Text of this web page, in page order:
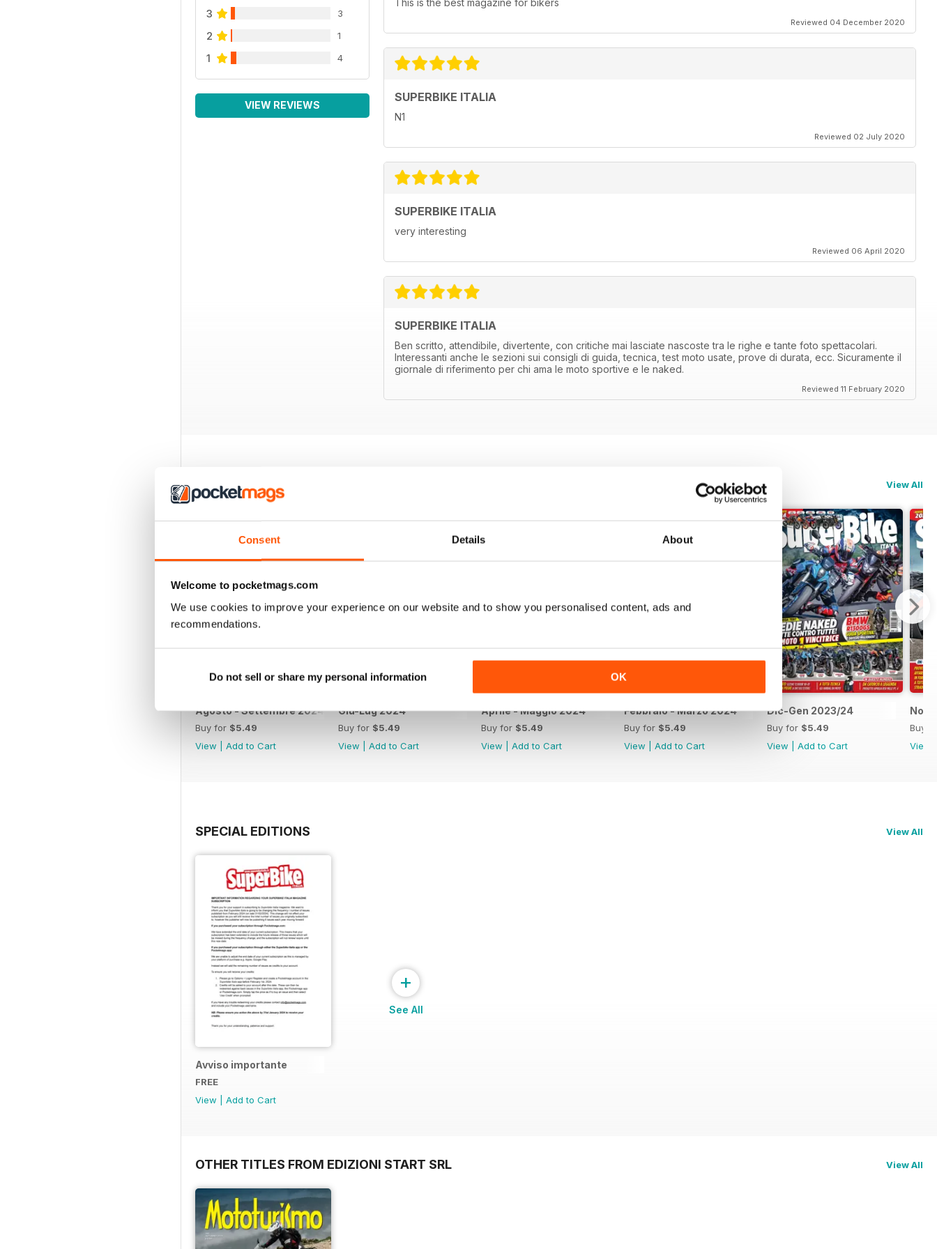
Consent Details About
Welcome to pocketmags.com
We use cookies to improve your experience on our website and to show you personalised content, ads and
recommendations.
Do not sell or share my personal information OK
3 3
2 1
1 4
VIEW REVIEWS
This is the best magazine for bikers
Reviewed 04 December 2020
SUPERBIKE ITALIA
N1
Reviewed 02 July 2020
SUPERBIKE ITALIA
very interesting
Reviewed 06 April 2020
SUPERBIKE ITALIA
Ben scritto, attendibile, divertente, con critiche mai lasciate nascoste tra le righe e tante foto spettacolari.
Interessanti anche le sezioni sui consigli di guida, tecnica, test moto usate, prove di durata, ecc. Sicuramente il
giornale di riferimento per chi ama le moto sportive e le naked.
Reviewed 11 February 2020
BACK ISSUES View All
Agosto - Settembre 2024
Buy for $5.49
View
Add to Cart
Giu-Lug 2024
Buy for $5.49
View
Add to Cart
Aprile - Maggio 2024
Buy for $5.49
View
Add to Cart
Febbraio - Marzo 2024
Buy for $5.49
View
Add to Cart
Dic-Gen 2023/24
Buy for $5.49
View
Add to Cart
Buy
View
SPECIAL EDITIONS View All
Avviso importante
FREE
View
Add to Cart
+
See All
OTHER TITLES FROM EDIZIONI START SRL View All